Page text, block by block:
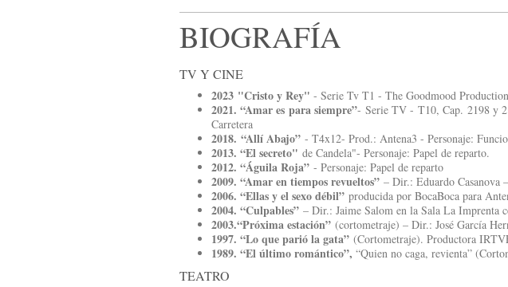
BIOGRAFÍA
TV Y CINE
2023 "Cristo y Rey" - Serie Tv T1 - The Goodmood
2021. “Amar es para siempre”- Serie TV - T10, Cap. 2198 y
Carretera
2018. “Allí Abajo”- T4x12- Prod.: Antena3 - Personaje:
2013. “El secreto" de Candela"- Personaje: Papel de reparto.
2012. “Águila Roja”- Personaje: Papel de reparto
2009. “Amar en tiempos revueltos”– Dir.: Eduardo Casanova
2006. “Ellas y el sexo débil”producida por BocaBoca para
2004. “Culpables”– Dir.: Jaime Salom en la Sala La Imprenta
2003.“Próxima estación”(cortometraje) – Dir.: José García
1997. “Lo que parió la gata” (Cortometraje). Productora
1989. “El último romántico”, “Quien no caga, revienta”
TEATRO​